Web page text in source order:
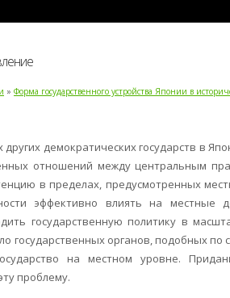
» Форма государственного устройства Японии в
других демократических государств в
отношений между центральным
в пределах, предусмотренных
эффективно влиять на местные
государственную политику в
государственных органов, подобных
на местном уровне.
проблему.